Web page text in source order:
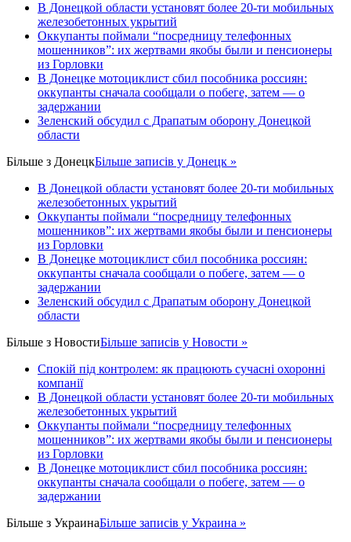
В Донецкой области установят более 20-ти мобильных
железобетонных укрытий
Оккупанты поймали “посредницу телефонных
мошенников”: их жертвами якобы были и пенсионеры
из Горловки
В Донецке мотоциклист сбил пособника россиян:
оккупанты сначала сообщали о побеге, затем — о
задержании
Зеленский обсудил с Драпатым оборону Донецкой
области
Більше з ДонецкБільше записів у Донецк »
В Донецкой области установят более 20-ти мобильных
железобетонных укрытий
Оккупанты поймали “посредницу телефонных
мошенников”: их жертвами якобы были и пенсионеры
из Горловки
В Донецке мотоциклист сбил пособника россиян:
оккупанты сначала сообщали о побеге, затем — о
задержании
Зеленский обсудил с Драпатым оборону Донецкой
области
Більше з НовостиБільше записів у Новости »
Спокій під контролем: як працюють сучасні охоронні
компанії
В Донецкой области установят более 20-ти мобильных
железобетонных укрытий
Оккупанты поймали “посредницу телефонных
мошенников”: их жертвами якобы были и пенсионеры
из Горловки
В Донецке мотоциклист сбил пособника россиян:
оккупанты сначала сообщали о побеге, затем — о
задержании
Більше з УкраинаБільше записів у Украина »